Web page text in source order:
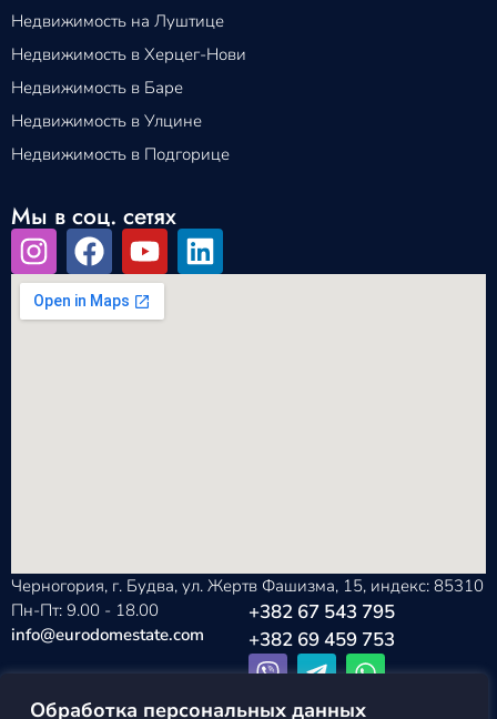
Обработка персональных данных
Недвижимость на Луштице
Недвижимость в Херцег-Нови
Недвижимость в Баре
Недвижимость в Улцине
Недвижимость в Подгорице
Мы в соц. сетях
Черногория, г. Будва, ул. Жертв Фашизма, 15, индекс: 85310
Пн-Пт: 9.00 - 18.00
info@eurodomestate.com
+382 67 543 795
+382 69 459 753